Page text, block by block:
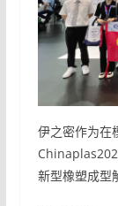
伊之密作为在
新型橡塑成型